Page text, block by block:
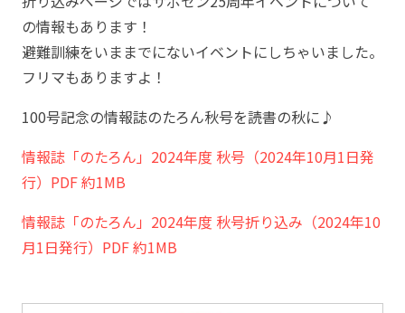
の情報もあります！
避難訓練をいままでにないイベントにしちゃいました。
フリマもありますよ！
100号記念の情報誌のたろん秋号を読書の秋に♪
情報誌「のたろん」2024年度 秋号（2024年10月1日発
行）PDF 約1MB
情報誌「のたろん」2024年度 秋号折り込み（2024年10
月1日発行）PDF 約1MB